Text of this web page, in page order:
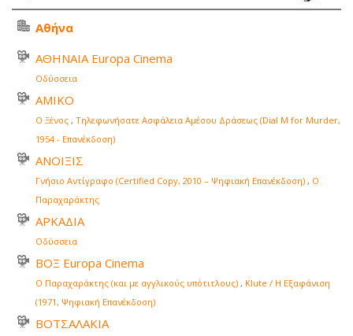
Αθήνα
ΑΘΗΝΑΙΑ Europa Cinema
Οδύσσεια
ΑΜΙΚΟ
Ο Ξένος , Τηλεφωνήσατε Ασφάλεια Αμέσου Δράσεως (Dial M for Murder,
1954 - Επανέκδοση)
ΑΝΟΙΞΙΣ
Γνήσιο Αντίγραφο (Certified Copy, 2010 – Ψηφιακή Επανέκδοση) , Ο
Παραχαράκτης
ΑΡΚΑΔΙΑ
Οδύσσεια
ΒΟΞ Europa Cinema
Ο Παραχαράκτης (και με αγγλικούς υπότιτλους) , Klute / Η Εξαφάνιση
(1971, Ψηφιακή Επανέκδοση)
ΒΟΤΣΑΛΑΚΙΑ